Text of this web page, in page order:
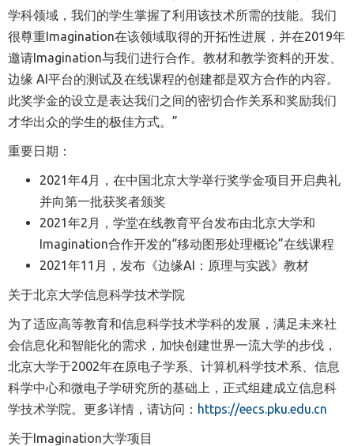
学科领域，我们的学生掌握了利用该技术所需的技能。我们
很尊重Imagination在该领域取得的开拓性进展，并在2019年
邀请Imagination与我们进行合作。教材和教学资料的开发、
边缘 AI平台的测试及在线课程的创建都是双方合作的内容。
此奖学金的设立是表达我们之间的密切合作关系和奖励我们
才华出众的学生的极佳方式。”
重要日期：
2021年4月，在中国北京大学举行奖学金项目开启典礼
并向第一批获奖者颁奖
2021年2月，学堂在线教育平台发布由北京大学和
Imagination合作开发的“移动图形处理概论”在线课程
2021年11月，发布《边缘AI：原理与实践》教材
关于北京大学信息科学技术学院
为了适应高等教育和信息科学技术学科的发展，满足未来社
会信息化和智能化的需求，加快创建世界一流大学的步伐，
北京大学于2002年在原电子学系、计算机科学技术系、信息
科学中心和微电子学研究所的基础上，正式组建成立信息科
学技术学院。 更多详情，请访问： https://eecs.pku.edu.cn
关于Imagination大学项目